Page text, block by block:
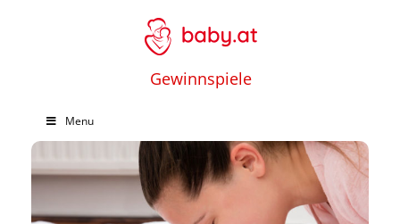
Gewinnspiele
Menu